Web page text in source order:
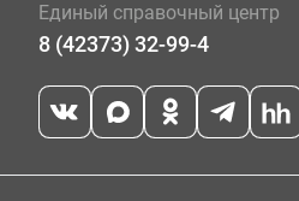
Единый справочный центр
8 (42373) 32-99-4